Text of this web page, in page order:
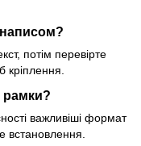
потім перевірте
кріплення.
рамки?
важливіші формат
встановлення.